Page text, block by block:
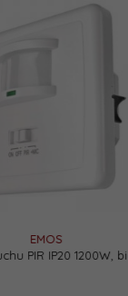
IDEUS
STRO LED 36W